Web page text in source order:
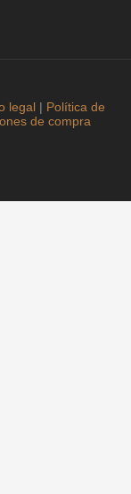
legal| Política de
de compra